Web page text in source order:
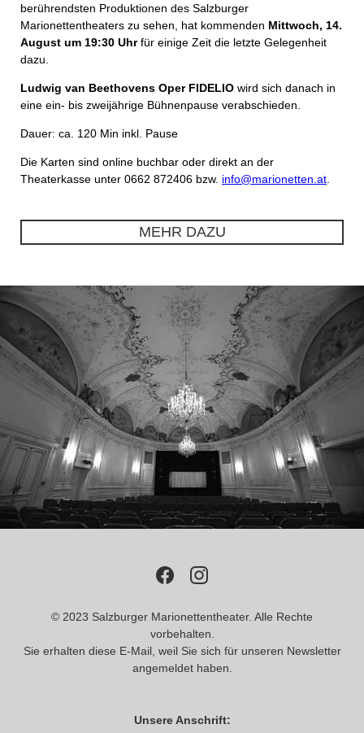
berührendsten Produktionen des Salzburger
Marionettentheaters zu sehen, hat kommenden Mittwoch, 14.
August um 19:30 Uhrfür einige Zeit die letzte Gelegenheit
dazu.
Ludwig van Beethovens Oper FIDELIO wird sich danach in
eine ein- bis zweijährige Bühnenpause verabschieden.
Dauer: ca. 120 Min inkl. Pause
Die Karten sind online buchbar oder direkt an der
Theaterkasse unter 0662 872406 bzw. info@marionetten.at
MEHR DAZU
© 2023 Salzburger Marionettentheater. Alle Rechte
vorbehalten.
Sie erhalten diese E-Mail, weil Sie sich für unseren Newsletter
angemeldet haben.
Unsere Anschrift: